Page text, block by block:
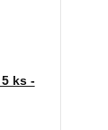
ks -